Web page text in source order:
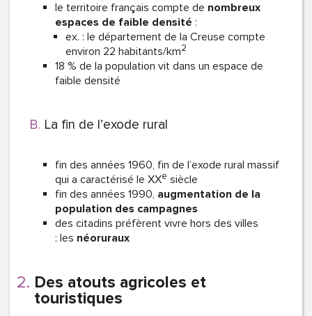
le territoire français compte de nombreux
espaces de faible densité :
ex. : le département de la Creuse compte
environ 22 habitants/km2
18 % de la population vit dans un espace de
faible densité
La fin de l’exode rural
fin des années 1960, fin de l’exode rural massif
qui a caractérisé le XXe siècle
fin des années 1990, augmentation de la
population des campagnes
des citadins préfèrent vivre hors des villes
: les néoruraux
Des atouts agricoles et
touristiques